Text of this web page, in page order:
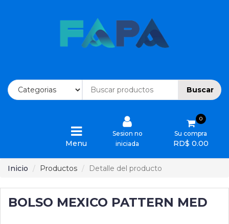
Buscar
Menu
Sesion no
iniciada
Su compra
0
RD$ 0.00
Categorias
Quienes
Inicio Productos Detalle del producto
BOLSO MEXICO PATTERN MED